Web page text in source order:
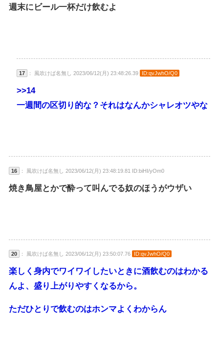
週末にビール一杯だけ飲むよ
17 ： 風吹けば名無し 2023/06/12(月) 23:48:26.39 ID:qvJwhO/Q0
>>14
一週間の区切り的な？それはなんかシャレオツやな
16 ： 風吹けば名無し 2023/06/12(月) 23:48:19.81 ID:biHI/yOm0
焼き鳥屋とかで酔って叫んでる奴のほうがウザい
20 ： 風吹けば名無し 2023/06/12(月) 23:50:07.76 ID:qvJwhO/Q0
楽しく身内でワイワイしたいときに酒飲むのはわかる
んよ、盛り上がりやすくなるから。
ただひとりで飲むのはホンマよくわからん